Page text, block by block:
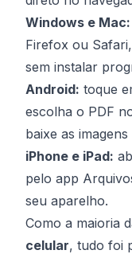
Windows e Mac:
Firefox ou
sem instalar
Android: toque
escolha o PDF
baixe as
iPhone e iPad:
pelo app
seu aparelho.
Como a maioria
celular, tudo foi